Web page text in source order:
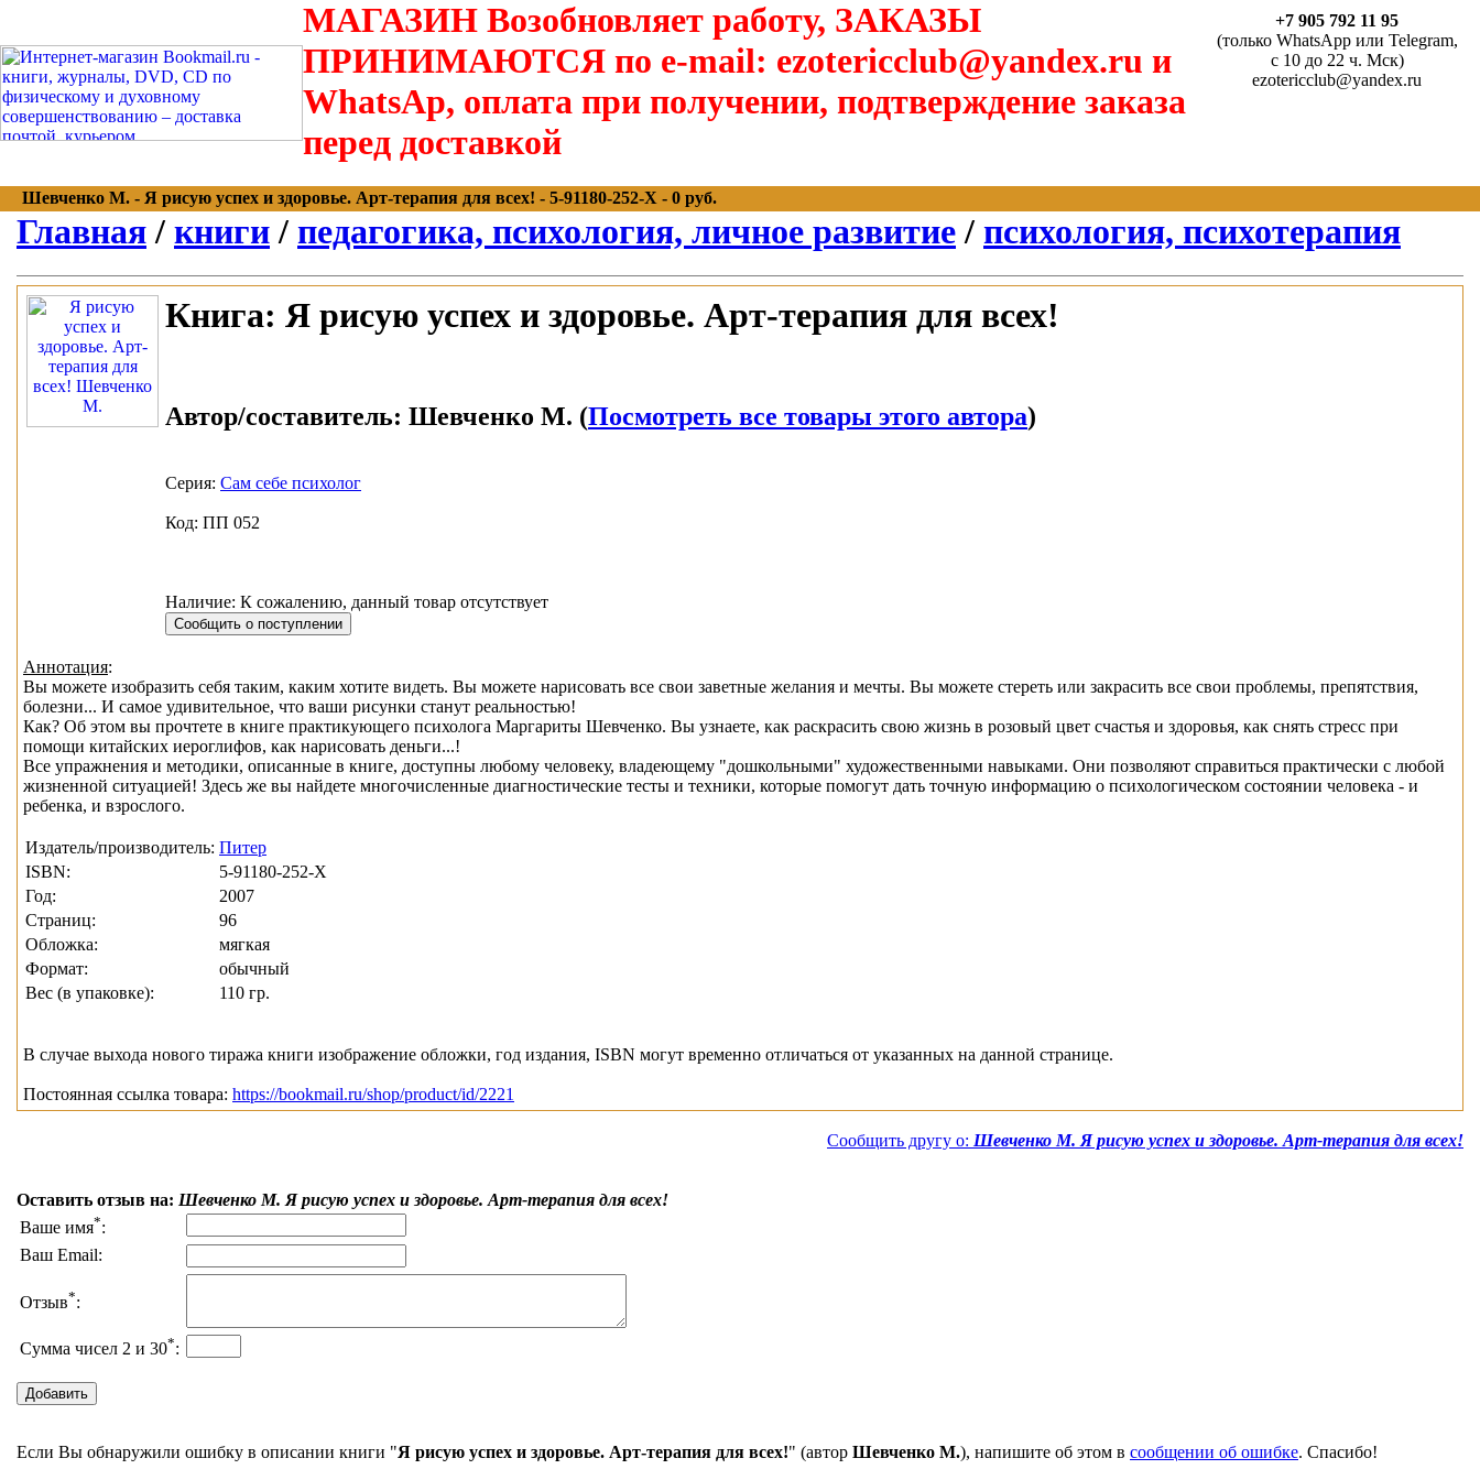
МАГАЗИН Возобновляет работу, ЗАКАЗЫ
ПРИНИМАЮТСЯ по e-mail: ezotericclub@yandex.ru и
WhatsAp, оплата при получении, подтверждение заказа
перед доставкой
+7 905 792 11 95
(только WhatsApp или Telegram,
с 10 до 22 ч. Мск)
ezotericclub@yandex.ru
Шевченко М. - Я рисую успех и здоровье. Арт-терапия для всех! - 5-91180-252-X - 0 руб.
Главная / книги / педагогика, психология, личное развитие / психология, психотерапия
Книга: Я рисую успех и здоровье. Арт-терапия для всех!
Автор/составитель: Шевченко М. (Посмотреть все товары этого автора)
Серия: Сам себе психолог
Код: ПП 052
Наличие: К сожалению, данный товар отсутствует
Аннотация:
Вы можете изобразить себя таким, каким хотите видеть. Вы можете нарисовать все свои заветные желания и мечты. Вы можете стереть или закрасить все свои проблемы, препятствия,
болезни... И самое удивительное, что ваши рисунки станут реальностью!
Как? Об этом вы прочтете в книге практикующего психолога Маргариты Шевченко. Вы узнаете, как раскрасить свою жизнь в розовый цвет счастья и здоровья, как снять стресс при
помощи китайских иероглифов, как нарисовать деньги...!
Все упражнения и методики, описанные в книге, доступны любому человеку, владеющему "дошкольными" художественными навыками. Они позволяют справиться практически с любой
жизненной ситуацией! Здесь же вы найдете многочисленные диагностические тесты и техники, которые помогут дать точную информацию о психологическом состоянии человека - и
ребенка, и взрослого.
Издатель/производитель: Питер
ISBN:
5-91180-252-X
Год:
2007
Страниц:
96
Обложка:
мягкая
Формат:
обычный
Вес (в упаковке):
110 гр.
В случае выхода нового тиража книги изображение обложки, год издания, ISBN могут временно отличаться от указанных на данной странице.
Постоянная ссылка товара: https://bookmail.ru/shop/product/id/2221
Сообщить другу о: Шевченко М. Я рисую успех и здоровье. Арт-терапия для всех!
Оставить отзыв на: Шевченко М. Я рисую успех и здоровье. Арт-терапия для всех!
Ваше имя*:
Ваш Email:
Отзыв*:
Сумма чисел 2 и 30*:
Если Вы обнаружили ошибку в описании книги "Я рисую успех и здоровье. Арт-терапия для всех!" (автор Шевченко М.), напишите об этом в сообщении об ошибке. Спасибо!